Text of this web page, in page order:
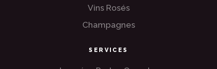
Vins Rosés
Champagnes
SERVICES